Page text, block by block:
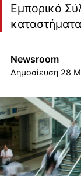
Εμπορικό
Newsroom
28